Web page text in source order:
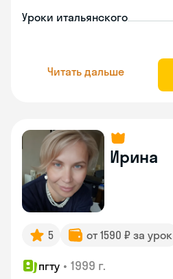
Уроки итальянского
Читать дальше
Ирина
5 от 1590 ₽ за урок
пгту • 1999 г.